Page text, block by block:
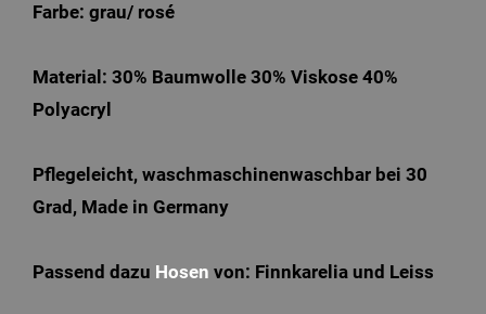
Farbe: grau/ rosé
Material: 30% Baumwolle 30% Viskose 40%
Polyacryl
Pflegeleicht, waschmaschinenwaschbar bei 30
Grad, Made in Germany
Passend dazu Hosen von: Finnkarelia und Leiss